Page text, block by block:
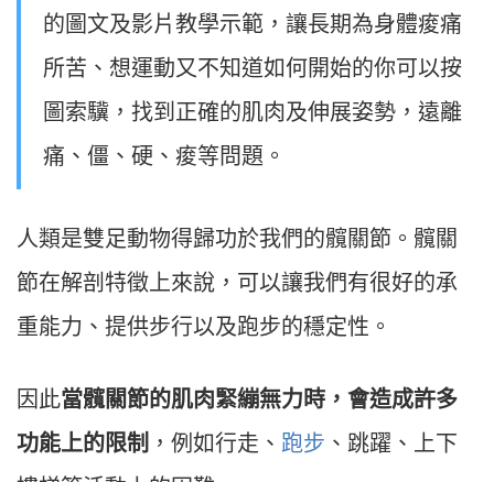
的圖文及影片教學示範，讓長期為身體痠痛
所苦、想運動又不知道如何開始的你可以按
圖索驥，找到正確的肌肉及伸展姿勢，遠離
痛、僵、硬、痠等問題。
人類是雙足動物得歸功於我們的髖關節。髖關
節在解剖特徵上來說，可以讓我們有很好的承
重能力、提供步行以及跑步的穩定性。
因此當髖關節的肌肉緊繃無力時，會造成許多
功能上的限制 ，例如行走、 跑步 、跳躍、上下